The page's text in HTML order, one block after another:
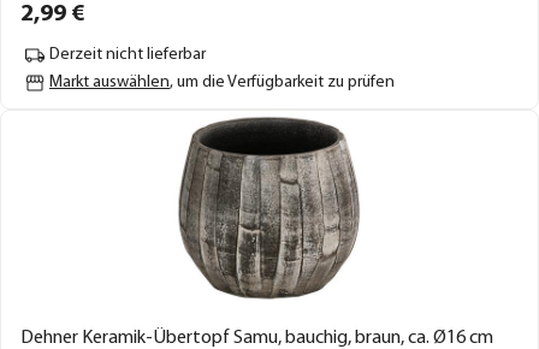
2,99 €
Derzeit nicht lieferbar
Markt auswählen, um die Verfügbarkeit zu prüfen
Dehner Keramik-Übertopf Samu, bauchig, braun, ca. Ø16 cm